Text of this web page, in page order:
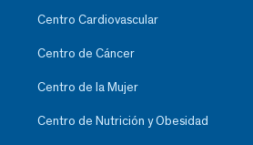
Centro Cardiovascular
Centro de Cáncer
Centro de la Mujer
Centro de Nutrición y Obesidad